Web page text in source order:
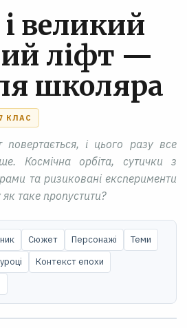
і великий
ліфт —
школяра
КЛАС
повертається, і цього разу все
Космічна орбіта, сутички з
та ризиковані експерименти
таке пропустити?
Сюжет Персонажі
Теми
Контекст епохи